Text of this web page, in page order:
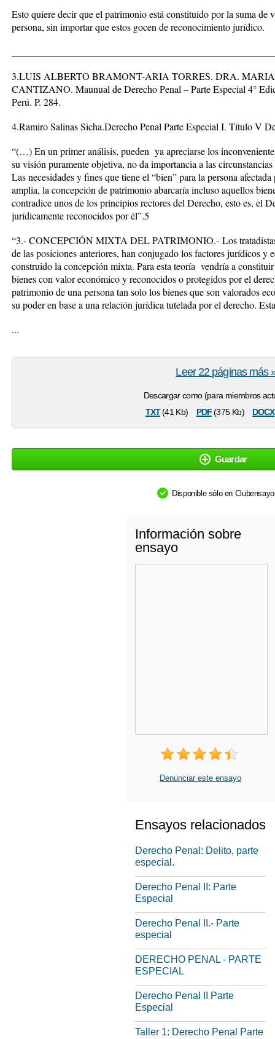
Esto quiere decir que el patrimonio está constituido por la suma de
persona, sin importar que estos gocen de reconocimiento jurídico.
3.LUIS ALBERTO BRAMONT-ARIA TORRES. DRA.
CANTIZANO. Maunual de Derecho Penal – Parte Especial 4°
Perú. P. 284.
4.Ramiro Salinas Sicha.Derecho Penal Parte Especial I. Título V
“(…) En un primer análisis, pueden ya apreciarse los
su visión puramente objetiva, no da importancia a las
Las necesidades y fines que tiene el “bien” para la persona
amplia, la concepción de patrimonio abarcaría incluso aquellos
contradice unos de los principios rectores del Derecho, esto es, el
jurídicamente reconocidos por él”.5
“3.- CONCEPCIÓN MIXTA DEL PATRIMONIO.- Los
de las posiciones anteriores, han conjugado los factores jurídicos y
construido la concepción mixta. Para esta teoría vendría a
bienes con valor económico y reconocidos o protegidos por el
patrimonio de una persona tan solo los bienes que son valorados
su poder en base a una relación jurídica tutelada por el derecho.
...
Descargar como (para miembros
txt(41 Kb) pdf(375 Kb) docx
Leer 22 páginas más
Guardar
Disponible sólo en
Información sobre
ensayo
Denunciar este ensayo
Ensayos relacionados
Derecho Penal: Delito, parte
especial.
Derecho Penal II: Parte
Especial
Derecho Penal II.- Parte
especial
DERECHO PENAL - PARTE
ESPECIAL
Derecho Penal II Parte
Especial
Taller 1: Derecho Penal Parte